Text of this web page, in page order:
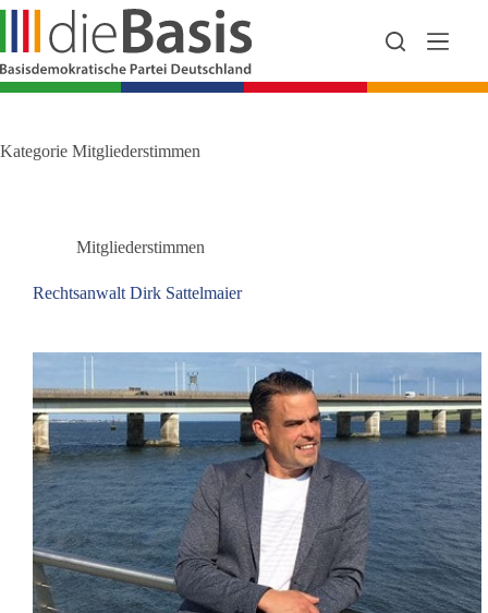
Zum
springen
Kategorie Mitgliederstimmen
Mitgliederstimmen
Rechtsanwalt Dirk Sattelmaier